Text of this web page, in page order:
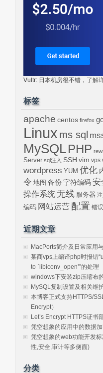
Vultr: 日本机房很不错， 了解
标签
apache centos firefox
Linux ms sql
MySQLPHP
Server sql注入 SSH vim vps
wordpress YUM 优化
令 地图 备份 字符编码 安
操作系统 无线 服务器 注
编码 网站运营 配置 错误
近期文章
MacPorts简介及日常应用
某商vps上编译php时报错
to `libiconv_open’”的处理
windows下安装zip压缩布
MySQL复制设置及相关维
本博客正式支持HTTPS/
Encrypt）
Let’s Encrypt HTTPS证书
凭空想象的应用中的数据
凭空想象的web功能开发
性,安全,审计等多侧面)
分类